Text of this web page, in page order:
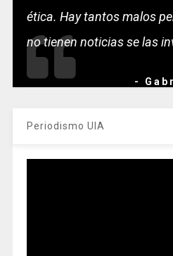
ética. Hay tantos malos
no tienen noticias se las
-
Periodismo UIA